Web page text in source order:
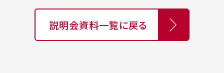
説明会資料一覧に戻る